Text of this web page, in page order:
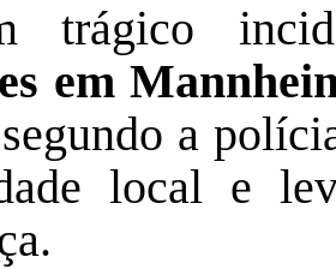
trágico
em
a
local e